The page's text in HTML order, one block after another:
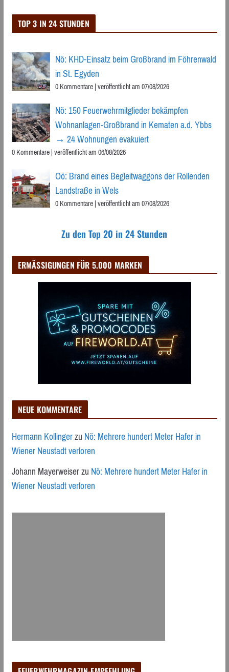
TOP 3 IN 24 STUNDEN
Nö: KHD-Einsatz beim Großbrand im Föhrenwald
in St. Egyden
0 Kommentare|veröffentlicht am 07/08/2026
Nö: 150 Feuerwehrmitglieder bekämpfen
Wohnanlagen-Großbrand in Kematen a.d. Ybbs
→ 24 Wohnungen evakuiert
0 Kommentare|veröffentlicht am 06/08/2026
Oö: Brand eines Begleitwaggons der Rollenden
Landstraße in Wels
0 Kommentare|veröffentlicht am 07/08/2026
Zu den Top 20 in 24 Stunden
ERMÄSSIGUNGEN FÜR 5.000 MARKEN
NEUE KOMMENTARE
Hermann KollingerzuNö: Mehrere hundert Meter Hafer in
Wiener Neustadt verloren
Johann MayerweiserzuNö: Mehrere hundert Meter Hafer in
Wiener Neustadt verloren